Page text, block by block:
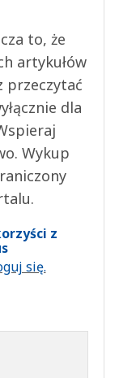
to, że
artykułów
przeczytać
dla
Wykup
z
się.